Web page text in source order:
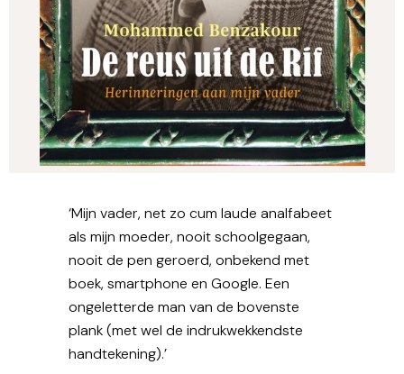
‘Mijn vader, net zo cum laude analfabeet
als mijn moeder, nooit schoolgegaan,
nooit de pen geroerd, onbekend met
boek, smartphone en Google. Een
ongeletterde man van de bovenste
plank (met wel de indrukwekkendste
handtekening).’